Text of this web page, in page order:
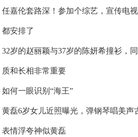
任嘉伦套路深！参加个综艺，宣传电
都安排了
32岁的赵丽颖与37岁的陈妍希撞衫，
质和长相非常重要
如何一眼识别“海王”
黄磊6岁女儿近照曝光，弹钢琴唱美声
表情浮夸神似黄磊